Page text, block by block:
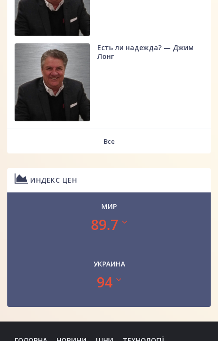
Есть ли надежда? — Джим
Лонг
Все
ИНДЕКС ЦЕН
МИР
89.7
УКРАИНА
94